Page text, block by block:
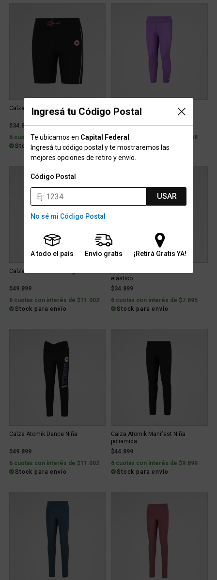
Ingresá tu Código Postal
Te ubicamos en Capital Federal
Ingresá tu código postal y te mostraremos las
mejores opciones de retiro y envío.
Código Postal
USAR
No sé mi Código Postal
A todo el país Envío gratis ¡Retirá Gratis YA!
Calza Atomik Amira Niña
$34.899
6 cuotas con interés de $7.695
Stock para envío
Calza Nike Sport Shine Niña
$37.499
6 cuotas con interés de $8.268
Stock para envío
Calza Atomik Dance Logo Niña
$49.899
6 cuotas con interés de $11.002
Stock para envío
elástico
$34.899
6 cuotas con interés de $7.695
Stock para envío
Calza Atomik Dance Niña
$49.899
6 cuotas con interés de $11.002
Stock para envío
Calza Atomik Manifest Niña
poliamida
$44.899
6 cuotas con interés de $9.899
Stock para envío